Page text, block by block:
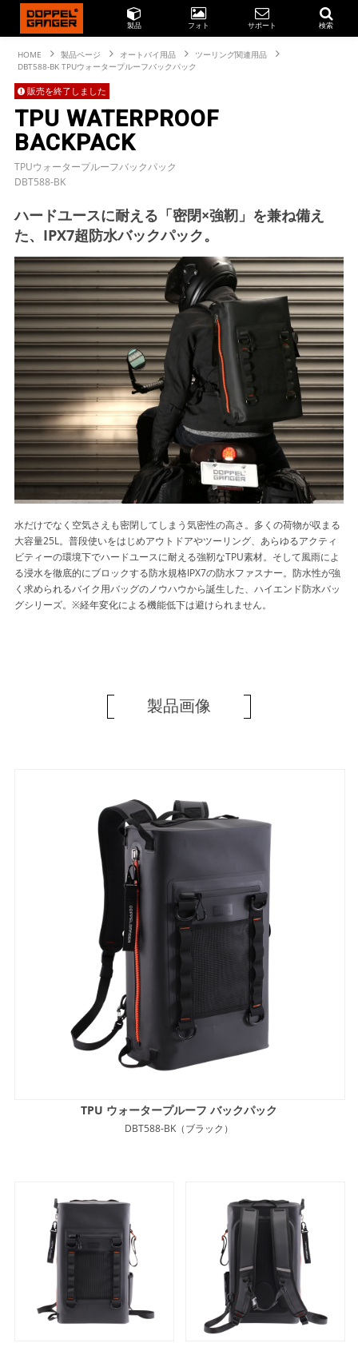
製品 フォト サポート 検索
HOME 製品ページ オートバイ用品
ツーリング関連用品
DBT588-BK TPUウォータープルーフバックパック
販売を終了しました
TPU WATERPROOF
BACKPACK
TPUウォータープルーフバックパック
DBT588-BK
ハードユースに耐える「密閉×強靭」を兼ね備え
た、IPX7超防水バックパック。
水だけでなく空気さえも密閉してしまう気密性の高さ。多くの荷物が収まる
大容量25L。普段使いをはじめアウトドアやツーリング、あらゆるアクティ
ビティーの環境下でハードユースに耐える強靭なTPU素材。そして風雨によ
る浸水を徹底的にブロックする防水規格IPX7の防水ファスナー。防水性が強
く求められるバイク用バッグのノウハウから誕生した、ハイエンド防水バッ
グシリーズ。※経年変化による機能低下は避けられません。
製品画像
TPU ウォータープルーフ バックパック
DBT588-BK（ブラック）